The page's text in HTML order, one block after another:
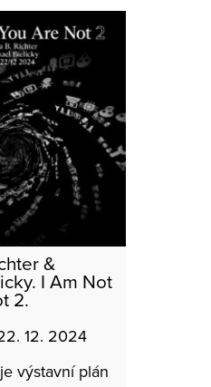
&
I Am Not
2.
12. 2024
výstavní plán